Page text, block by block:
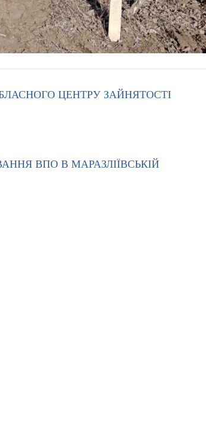
ЦЕНТРУ ЗАЙНЯТОСТІ
ВПО В МАРАЗЛІЇВСЬКІЙ